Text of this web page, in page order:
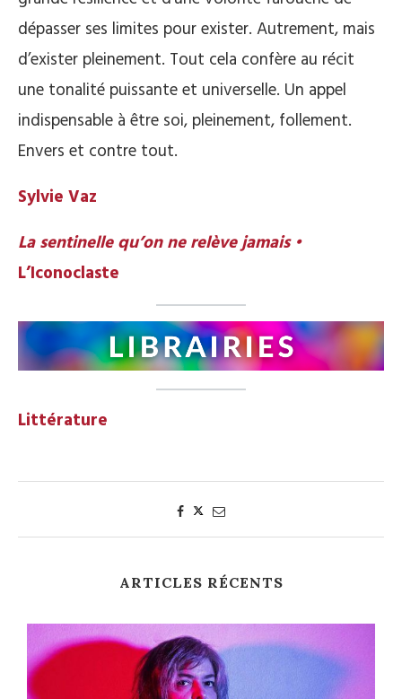
dépasser ses limites pour exister. Autrement, mais
d’exister pleinement. Tout cela confère au récit
une tonalité puissante et universelle. Un appel
indispensable à être soi, pleinement, follement.
Envers et contre tout.
Sylvie Vaz
La sentinelle qu’on ne relève jamais •
L’Iconoclaste
Littérature
ARTICLES RÉCENTS